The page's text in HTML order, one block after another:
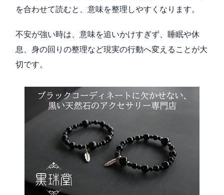
を合わせて読むと、意味を整理しやすくなります。
不安が強い時は、意味を追いかけすぎず、睡眠や休
息、身の回りの整理など現実の行動へ変えることが大
切です。